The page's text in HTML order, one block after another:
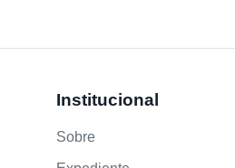
Institucional
Sobre